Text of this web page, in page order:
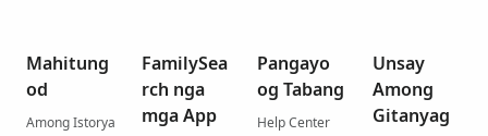
Mahitung
od
Among Istorya
FamilySea
rch nga
mga App
Pangayo
og Tabang
Help Center
Unsay
Among
Gitanyag